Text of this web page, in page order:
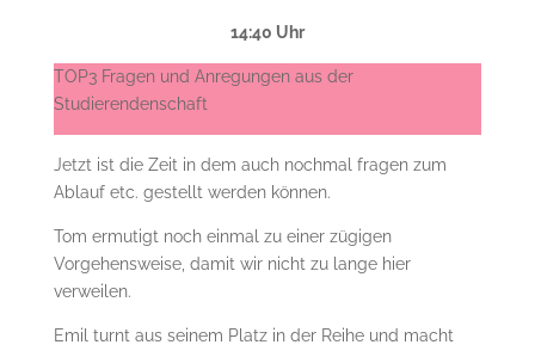
14:40 Uhr
TOP3 Fragen und Anregungen aus der
Studierendenschaft
Jetzt ist die Zeit in dem auch nochmal fragen zum
Ablauf etc. gestellt werden können.
Tom ermutigt noch einmal zu einer zügigen
Vorgehensweise, damit wir nicht zu lange hier
verweilen.
Emil turnt aus seinem Platz in der Reihe und macht